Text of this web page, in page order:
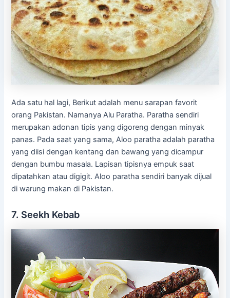
Ada satu hal lagi, Berikut adalah menu sarapan favorit
orang Pakistan. Namanya Alu Paratha. Paratha sendiri
merupakan adonan tipis yang digoreng dengan minyak
panas. Pada saat yang sama, Aloo paratha adalah paratha
yang diisi dengan kentang dan bawang yang dicampur
dengan bumbu masala. Lapisan tipisnya empuk saat
dipatahkan atau digigit. Aloo paratha sendiri banyak dijual
di warung makan di Pakistan.
7. Seekh Kebab